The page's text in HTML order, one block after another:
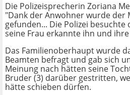
Die Polizeisprecherin Zoriana
"Dank der Anwohner wurde der
gefunden... Die Polizei besuchte
seine Frau erkannte ihn und
Das Familienoberhaupt wurde
Beamten befragt und gab sich
Meinung nach hätten seine
Bruder (3) darüber gestritten,
hätte schieben dürfen.